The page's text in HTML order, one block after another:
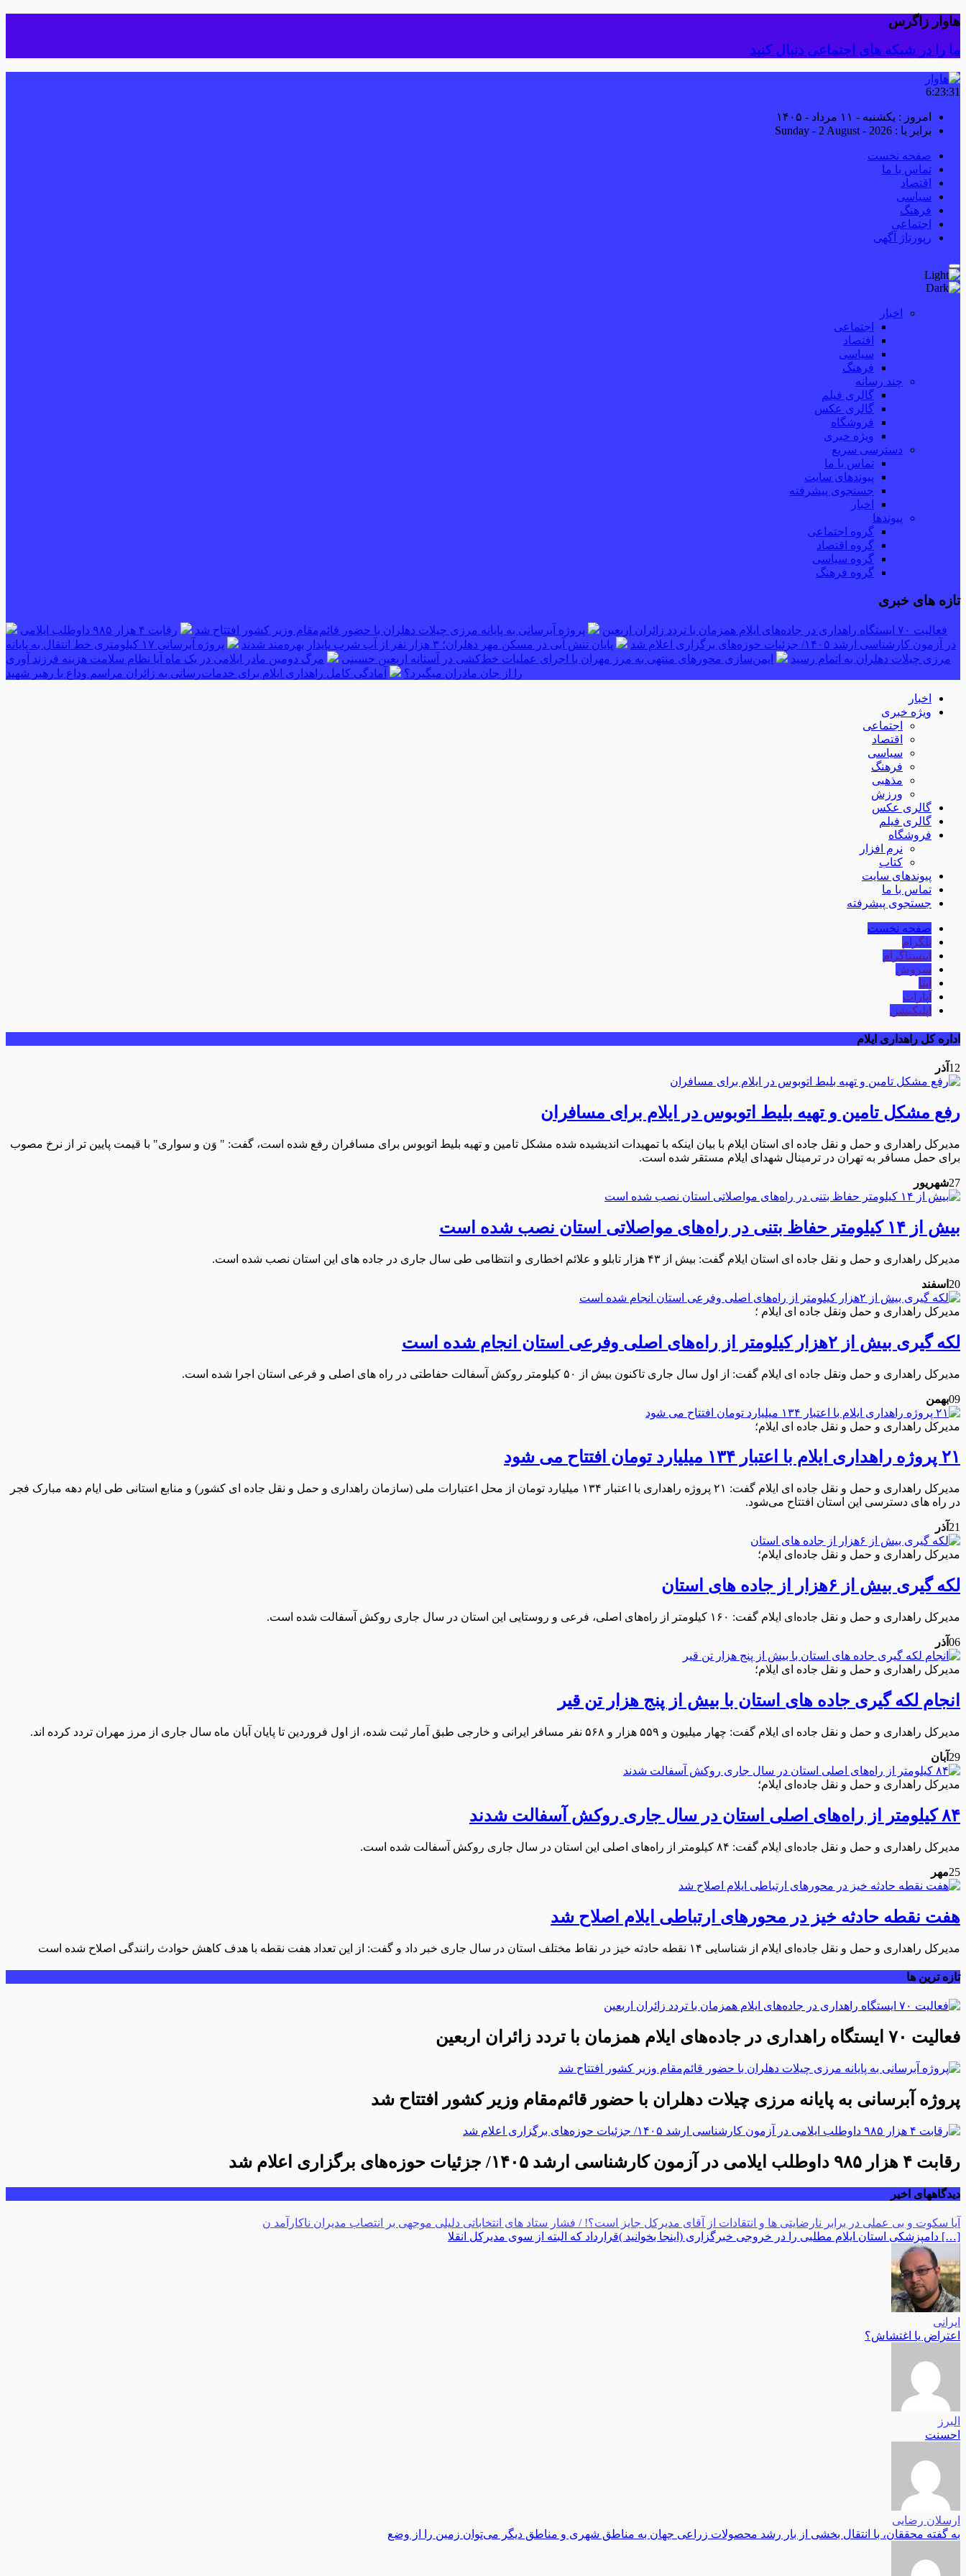
هاوار زاگرس
ما را در شبکه های اجتماعی دنبال کنید
6:23:31
امروز : یکشنبه - ۱۱ مرداد - ۱۴۰۵
برابر با : Sunday - 2 August - 2026
صفحه نخست
تماس با ما
اقتصاد
سیاسی
فرهنگ
اجتماعی
رپورتاژ آگهی
اخبار
اجتماعی
اقتصاد
سیاسی
فرهنگ
چند رسانه
گالری فیلم
گالری عکس
فروشگاه
ویژه خبری
دسترسی سریع
تماس با ما
پیوندهای سایت
جستجوی پیشرفته
اخبار
پیوندها
گروه اجتماعی
گروه اقتصاد
گروه سیاسی
گروه فرهنگ
تازه های خبری
فعالیت ۷۰ ایستگاه راهداری در جاده‌های ایلام همزمان با تردد زائران اربعین پروژه آبرسانی به پایانه مرزی چیلات دهلران با حضور قائم‌مقام وزیر کشور افتتاح شد
رقابت ۴ هزار ۹۸۵ داوطلب ایلامی
در آزمون کارشناسی ارشد ۱۴۰۵/ جزئیات حوزه‌های برگزاری اعلام شد
پایان تنش آبی در مسکن مهر دهلران؛ ۳ هزار نفر از آب شرب پایدار بهره‌مند شدند
پروژه آبرسانی ۱۷ کیلومتری خط انتقال به پایانه
مرزی چیلات دهلران به اتمام رسید
ایمن‌سازی محورهای منتهی به مرز مهران با اجرای عملیات خط‌کشی در آستانه اربعین حسینی
مرگ دومین مادر ایلامی در یک ماه آیا نظام سلامت هزینه فرزند آوری
را از جان مادران میگیرد؟
آمادگی کامل راهداری ایلام برای خدمات‌رسانی به زائران مراسم وداع با رهبر شهید
اخبار
ویژه خبری
اجتماعی
اقتصاد
سیاسی
فرهنگ
مذهبی
ورزش
گالری عکس
گالری فیلم
فروشگاه
نرم افزار
کتاب
پیوندهای سایت
تماس با ما
جستجوی پیشرفته
صفحه نخست
تلگرام
اینستاگرام
سروش
ایتا
آپارات
اپلیکیشن
اداره کل راهداری ایلام
12 آذر
رفع مشکل تامین و تهیه بلیط اتوبوس در ایلام برای مسافران
مدیرکل راهداری و حمل و نقل جاده ای استان ایلام با بیان اینکه با تمهیدات اندیشیده شده مشکل تامین و تهیه بلیط اتوبوس برای مسافران رفع شده است، گفت: " وَن و سواری" با قیمت پایین تر از نرخ مصوب
برای حمل مسافر به تهران در ترمینال شهدای ایلام مستقر شده است.
27شهریور
بیش از ۱۴ کیلومتر حفاظ بتنی در راه‌های مواصلاتی استان نصب شده است
مدیرکل راهداری و حمل و نقل جاده ای استان ایلام گفت: بیش از ۴۳ هزار تابلو و علائم اخطاری و انتظامی طی سال جاری در جاده های این استان نصب شده است.
20 اسفند
مدیرکل راهداری و حمل ونقل جاده ای ایلام ؛
لکه گیری بیش از ۲هزار کیلومتر از راه‌های اصلی وفرعی استان انجام شده است
مدیرکل راهداری و حمل ونقل جاده ای ایلام گفت: از اول سال جاری تاکنون بیش از ۵۰ کیلومتر روکش آسفالت حفاطتی در راه های اصلی و فرعی استان اجرا شده است.
09بهمن
مدیرکل راهداری و حمل و نقل جاده ای ایلام؛
۲۱ پروژه راهداری ایلام با اعتبار ۱۳۴ میلیارد تومان افتتاح می شود
مدیرکل راهداری و حمل و نقل جاده ای ایلام گفت: ۲۱ پروژه راهداری با اعتبار ۱۳۴ میلیارد تومان از محل اعتبارات ملی (سازمان راهداری و حمل و نقل جاده ای کشور) و منابع استانی طی ایام دهه مبارک فجر
در راه های دسترسی این استان افتتاح می‌شود.
21 آذر
مدیرکل راهداری و حمل و نقل جاده‌ای ایلام؛
لکه گیری بیش از ۶هزار از جاده های استان
مدیرکل راهداری و حمل و نقل جاده‌ای ایلام گفت: ۱۶۰ کیلومتر از راه‌های اصلی، فرعی و روستایی این استان در سال جاری روکش آسفالت شده است.
06 آذر
مدیرکل راهداری و حمل و نقل جاده ای ایلام؛
انجام لکه گیری جاده های استان با بیش از پنج هزار تن قیر
مدیرکل راهداری و حمل و نقل جاده ای ایلام گفت: چهار میلیون و ۵۵۹ هزار و ۵۶۸ نفر مسافر ایرانی و خارجی طبق آمار ثبت شده، از اول فروردین تا پایان آبان ماه سال جاری از مرز مهران تردد کرده اند.
29 آبان
مدیرکل راهداری و حمل و نقل جاده‌ای ایلام؛
۸۴ کیلومتر از راه‌های اصلی استان در سال جاری روکش آسفالت شدند
مدیرکل راهداری و حمل و نقل جاده‌ای ایلام گفت: ۸۴ کیلومتر از راه‌های اصلی این استان در سال جاری روکش آسفالت شده است.
25مهر
هفت نقطه حادثه خیز در محورهای ارتباطی ایلام اصلاح شد
مدیرکل راهداری و حمل و نقل جاده‌ای ایلام از شناسایی ۱۴ نقطه حادثه خیز در نقاط مختلف استان در سال جاری خبر داد و گفت: از این تعداد هفت نقطه با هدف کاهش حوادث رانندگی اصلاح شده است
تازه ترین ها
فعالیت ۷۰ ایستگاه راهداری در جاده‌های ایلام همزمان با تردد زائران اربعین
پروژه آبرسانی به پایانه مرزی چیلات دهلران با حضور قائم‌مقام وزیر کشور افتتاح شد
رقابت ۴ هزار ۹۸۵ داوطلب ایلامی در آزمون کارشناسی ارشد ۱۴۰۵/ جزئیات حوزه‌های برگزاری اعلام شد
دیدگاههای اخیر
آیا سکوت و بی عملی در برابر نارضایتی ها و انتقادات از آقای مدیرکل جایز است؟! / فشار ستاد های انتخاباتی دلیلی موجهی بر انتصاب مدیران ناکارآمد ن
[…] دامپزشکی استان ایلام مطلبی را در خروجی خبرگزاری (اینجا بخوانید )قرارداد که البته از سوی مدیرکل انقلا
ایرانی
اعتراض یا اغتشاش؟
البرز
احسنت
ارسلان رضایی
به گفته محققان، با انتقال بخشی از بار رشد محصولات زراعی جهان به مناطق شهری و مناطق دیگر می‌توان زمین را از وضع